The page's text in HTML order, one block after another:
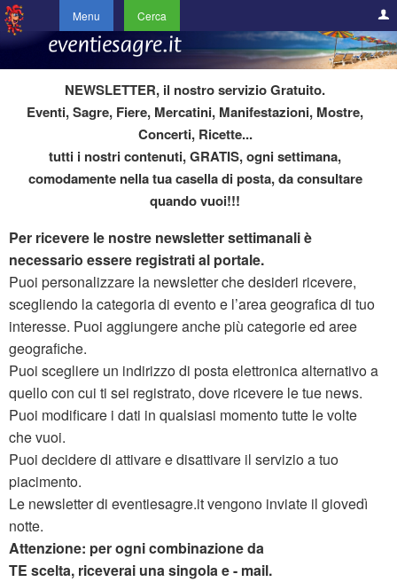
Menu Cerca
NEWSLETTER, il nostro servizio Gratuito.
Eventi, Sagre, Fiere, Mercatini, Manifestazioni, Mostre,
Concerti, Ricette...
tutti i nostri contenuti,GRATIS, ogni settimana,
comodamente nella tua casella di posta, da consultare
quando vuoi!!!
Per ricevere le nostre newsletter settimanali è
necessario essere registrati al portale.
Puoi personalizzare la newsletter che desideri ricevere,
scegliendo la categoria di evento e l’area geografica di tuo
interesse. Puoi aggiungere anche più categorie ed aree
geografiche.
Puoi scegliere un indirizzo di posta elettronica alternativo a
quello con cui ti sei registrato, dove ricevere le tue news.
Puoi modificare i dati in qualsiasi momento tutte le volte
che vuoi.
Puoi decidere di attivare e disattivare il servizio a tuo
piacimento.
Le newsletter di eventiesagre.it vengono inviate il giovedì
notte.
Attenzione: per ogni combinazione da
TE scelta, riceverai una singola e - mail.